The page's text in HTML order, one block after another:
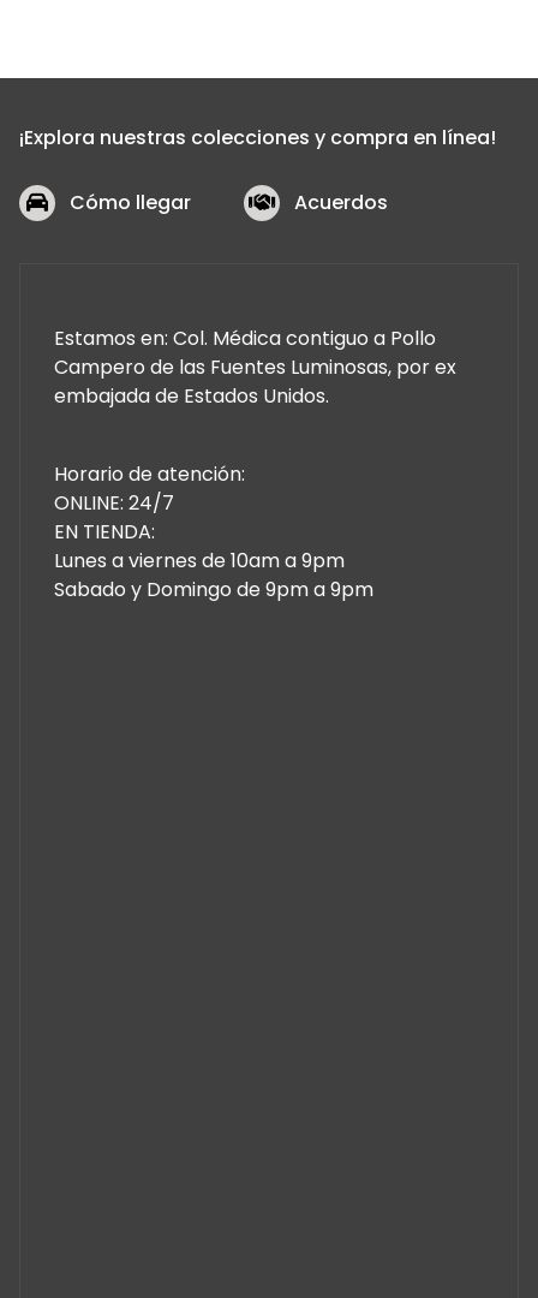
¡Explora nuestras colecciones y compra en línea!
Cómo llegar Acuerdos
Estamos en: Col. Médica contiguo a Pollo
Campero de las Fuentes Luminosas, por ex
embajada de Estados Unidos.
Horario de atención:
ONLINE: 24/7
EN TIENDA:
Lunes a viernes de 10am a 9pm
Sabado y Domingo de 9pm a 9pm